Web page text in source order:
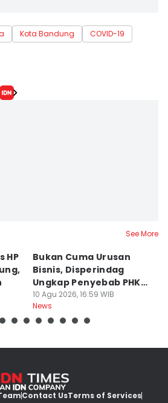
Kota Bandung COVID-19
See More
HP
Bukan Cuma Urusan
Bisnis, Disperindag
Ungkap Penyebab PHK
Industri di Jabar
10 Agu 2026, 16:59 WIB
News
Contact UsTerms of Services